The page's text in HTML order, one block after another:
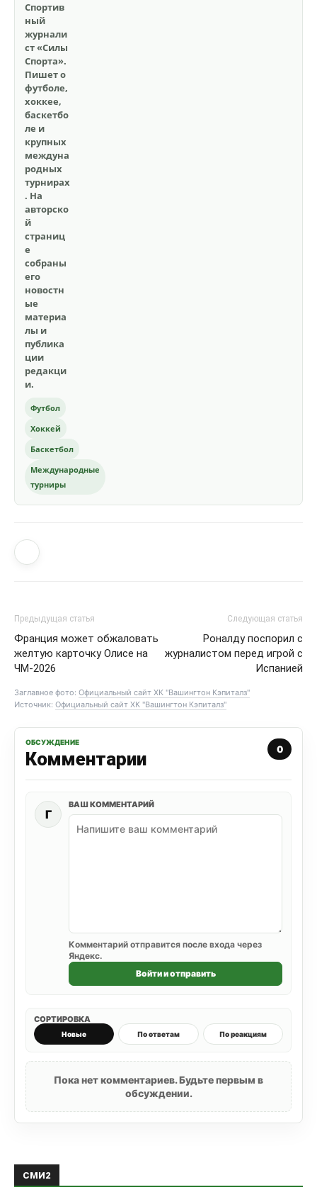
Спортив
ный
журнали
ст «Силы
Спорта».
Пишет о
футболе,
хоккее,
баскетбо
ле и
крупных
междуна
родных
турнирах
. На
авторско
й
страниц
е
собраны
его
новостн
ые
материа
лы и
публика
ции
редакци
и.
Футбол
Хоккей
Баскетбол
Международные
турниры
Предыдущая статья
Франция может обжаловать
желтую карточку Олисе на
ЧМ-2026
Следующая статья
Роналду поспорил с
журналистом перед игрой с
Испанией
Заглавное фото: Официальный сайт ХК "Вашингтон Кэпиталз"
Источник: Официальный сайт ХК "Вашингтон Кэпиталз"
ОБСУЖДЕНИЕ
Комментарии 0
Г
ВАШ КОММЕНТАРИЙ
Комментарий отправится после входа через
Яндекс.
Войти и отправить
СОРТИРОВКА
Новые По ответам По реакциям
Пока нет комментариев. Будьте первым в
обсуждении.
СМИ2